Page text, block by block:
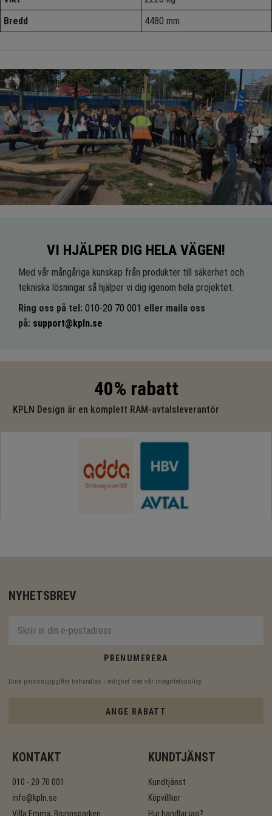
Bredd
4480 mm
VI HJÄLPER DIG HELA VÄGEN!
Med vår mångåriga kunskap från produkter till säkerhet och
tekniska lösningar så hjälper vi dig igenom hela projektet.
Ring oss på tel: 010-20 70 001 eller maila oss
på: support@kpln.se
40% rabatt
KPLN Design är en komplett RAM-avtalsleverantör
NYHETSBREV
PRENUMERERA
Dina personuppgifter behandlas i enlighet med vår integritetspolicy.
ANGE RABATT
KONTAKT
010 - 20 70 001
info@kpln.se
Villa Emma, Brunnsparken
KUNDTJÄNST
Kundtjänst
Köpvillkor
Hur handlar jag?